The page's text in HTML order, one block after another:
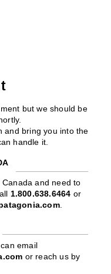
but we should be
and bring you into the
handle it.
and need to
1.800.638.6464 or
.
email
or reach us by